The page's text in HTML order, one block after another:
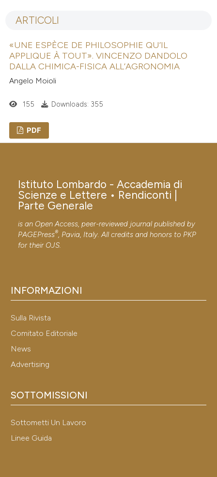
ARTICOLI
«UNE ESPÈCE DE PHILOSOPHIE QU’IL
APPLIQUE À TOUT». VINCENZO DANDOLO
DALLA CHIMICA-FISICA ALL’AGRONOMIA
Angelo Moioli
155 Downloads: 355
PDF
Istituto Lombardo - Accademia di
Scienze e Lettere • Rendiconti |
Parte Generale
is an Open Access, peer-reviewed journal published by
PAGEPress®, Pavia, Italy. All credits and honors to PKP
for their OJS.
INFORMAZIONI
Sulla Rivista
Comitato Editoriale
News
Advertising
SOTTOMISSIONI
Sottometti Un Lavoro
Linee Guida